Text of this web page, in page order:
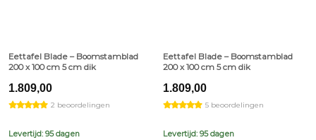
Eettafel Blade – Boomstamblad
200 x 100 cm 5 cm dik
1.809,00
2 beoordelingen
Levertijd: 95 dagen
Eettafel Blade – Boomstamblad
200 x 100 cm 5 cm dik
1.809,00
5 beoordelingen
Levertijd: 95 dagen